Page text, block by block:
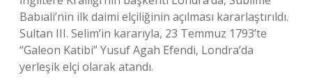
Babıali’nin ilk daimi elçiliğinin açılması kararlaştırıldı.
Sultan III. Selim’in kararıyla, 23 Temmuz 1793’te
“Galeon Katibi” Yusuf Agah Efendi, Londra’da
yerleşik elçi olarak atandı.